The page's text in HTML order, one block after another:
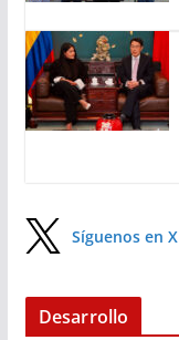
Síguenos en X
Desarrollo